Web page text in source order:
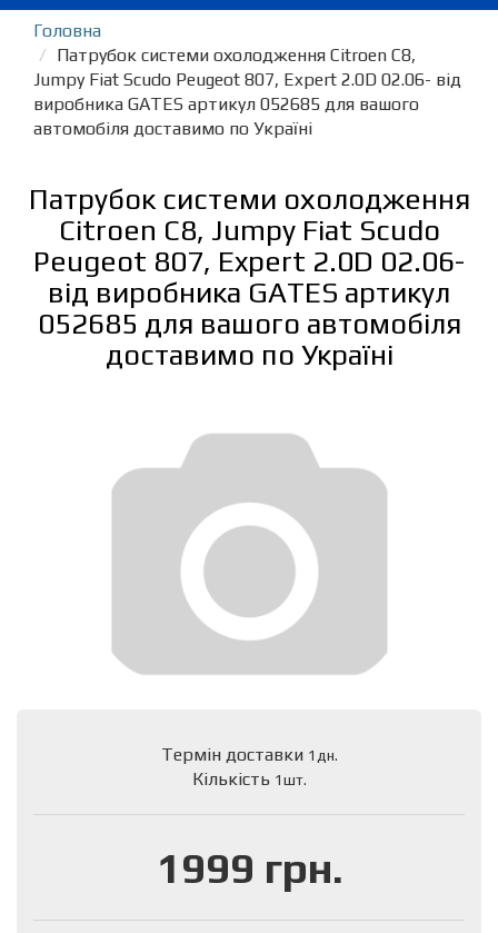
Головна
Патрубок системи охолодження Citroen C8,
Jumpy Fiat Scudo Peugeot 807, Expert 2.0D 02.06- від
виробника GATES артикул 052685 для вашого
автомобіля доставимо по Україні
Патрубок системи охолодження
Citroen C8, Jumpy Fiat Scudo
Peugeot 807, Expert 2.0D 02.06-
від виробника GATES артикул
052685 для вашого автомобіля
доставимо по Україні
Термін доставки 1дн.
Кількість 1шт.
1999 грн.